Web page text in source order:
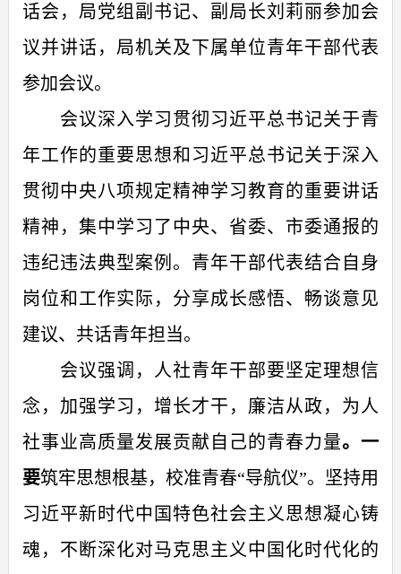
话会，局党组副书记、副局长刘莉丽参加会
议并讲话，局机关及下属单位青年干部代表
参加会议。
会议深入学习贯彻习近平总书记关于青
年工作的重要思想和习近平总书记关于深入
贯彻中央八项规定精神学习教育的重要讲话
精神，集中学习了中央、省委、市委通报的
违纪违法典型案例。 青年干部代表结合自身
岗位和工作实际，分享成长感悟、畅谈意见
建议、 共话青年担当。
会议强调，人社青年干部要坚定理想信
念，加强学习，增长才干，廉洁从政， 为人
社事业高质量发展贡献自己的青春力量。一
要筑牢思想根基，校准青春“导航仪”。坚持用
习近平新时代中国特色社会主义思想凝心铸
魂，不断深化对马克思主义中国化时代化的